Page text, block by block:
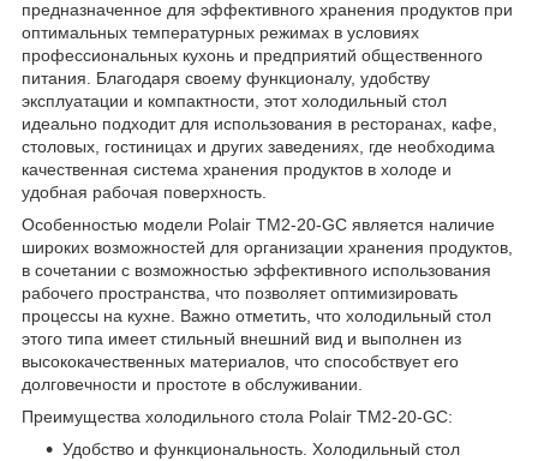
предназначенное для эффективного хранения продуктов при
оптимальных температурных режимах в условиях
профессиональных кухонь и предприятий общественного
питания. Благодаря своему функционалу, удобству
эксплуатации и компактности, этот холодильный стол
идеально подходит для использования в ресторанах, кафе,
столовых, гостиницах и других заведениях, где необходима
качественная система хранения продуктов в холоде и
удобная рабочая поверхность.
Особенностью модели Polair ТМ2-20-GС является наличие
широких возможностей для организации хранения продуктов,
в сочетании с возможностью эффективного использования
рабочего пространства, что позволяет оптимизировать
процессы на кухне. Важно отметить, что холодильный стол
этого типа имеет стильный внешний вид и выполнен из
высококачественных материалов, что способствует его
долговечности и простоте в обслуживании.
Преимущества холодильного стола Polair ТМ2-20-GС:
Удобство и функциональность. Холодильный стол